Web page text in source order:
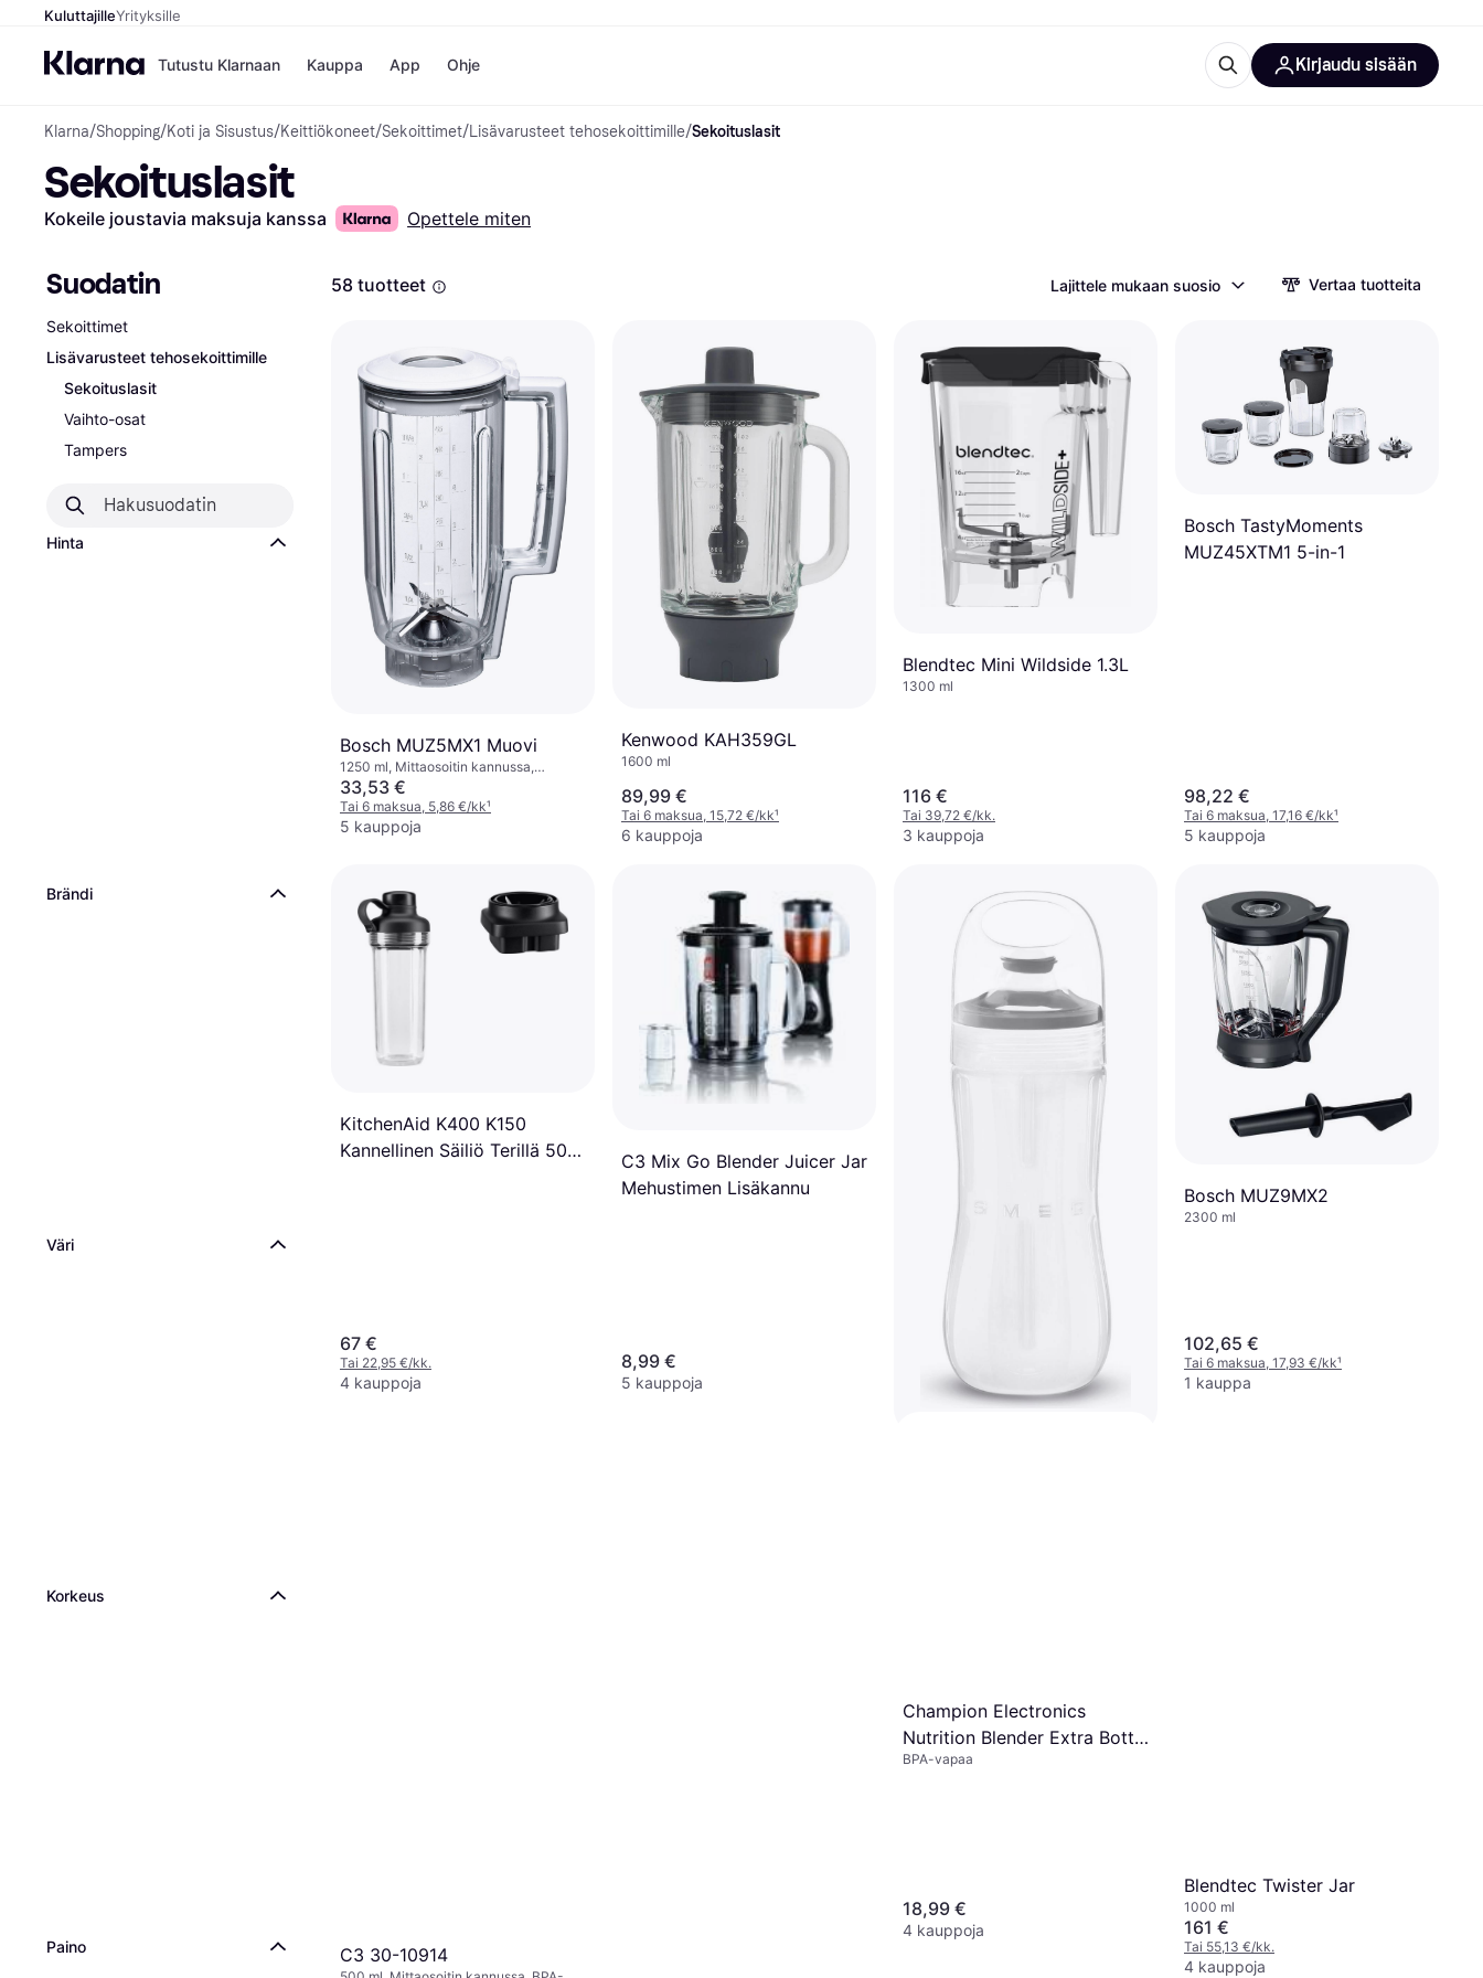
KuluttajilleYrityksille
Tutustu Klarnaan
Maksuvaihtoehdot
Maksa 30 päivän
kuluessa
Ostokset ja palkinnot
Kauppa
Kaupat
H&M
Peten Koiratarvike
Shoppaile ja vertaa hintojaValokuvat
App Ohje Kirjaudu sisään
Klarna/Shopping/Koti ja Sisustus/Keittiökoneet/Sekoittimet/Lisävarusteet tehosekoittimille/Sekoituslasit
Sekoituslasit
Kokeile joustavia maksuja kanssa Opettele miten
Suodatin
Sekoittimet
Lisävarusteet tehosekoittimille
Sekoituslasit
Vaihto-osat
Tampers
Hinta
Brändi
Väri
Korkeus
Paino
58 tuotteet Lajittele mukaan suosio Vertaa tuotteita
Bosch MUZ5MX1 Muovi
1250 ml, Mittaosoitin kannussa,
Jäätelömurskain
33,53 €
Tai 6 maksua, 5,86 €/kk¹
5 kauppoja
Kenwood KAH359GL
1600 ml
89,99 €
Tai 6 maksua, 15,72 €/kk¹
6 kauppoja
Blendtec Mini Wildside 1.3L
1300 ml
116 €
Tai 39,72 €/kk.
3 kauppoja
Bosch TastyMoments
MUZ45XTM1 5-in-1
98,22 €
Tai 6 maksua, 17,16 €/kk¹
5 kauppoja
KitchenAid K400 K150
Kannellinen Säiliö Terillä 500
67 €
Tai 22,95 €/kk.
4 kauppoja
C3 Mix Go Blender Juicer Jar
Mehustimen Lisäkannu
8,99 €
5 kauppoja
Bosch MUZ9MX2
2300 ml
102,65 €
Tai 6 maksua, 17,93 €/kk¹
1 kauppa
C3 30-10914
Champion Electronics
Nutrition Blender Extra Bottle
MB100/NB500
BPA-vapaa
18,99 €
4 kauppoja
Blendtec Twister Jar
1000 ml
161 €
Tai 55,13 €/kk.
4 kauppoja